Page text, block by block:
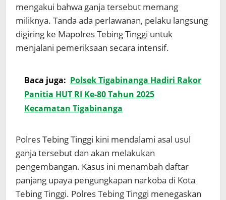
mengakui bahwa ganja tersebut memang
miliknya. Tanda ada perlawanan, pelaku langsung
digiring ke Mapolres Tebing Tinggi untuk
menjalani pemeriksaan secara intensif.
Baca juga: Polsek Tigabinanga Hadiri Rakor
Panitia HUT RI Ke-80 Tahun 2025
Kecamatan Tigabinanga
Polres Tebing Tinggi kini mendalami asal usul
ganja tersebut dan akan melakukan
pengembangan. Kasus ini menambah daftar
panjang upaya pengungkapan narkoba di Kota
Tebing Tinggi. Polres Tebing Tinggi menegaskan